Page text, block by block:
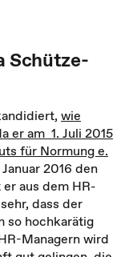
Schütze-
wie
er am 1. Juli 2015
für Normung e.
2016 den
aus dem HR-
dass der
so hochkarätig
Managern wird